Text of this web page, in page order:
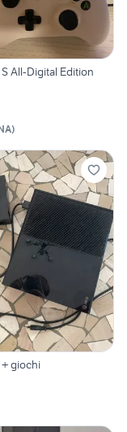
All-Digital Edition
)
giochi